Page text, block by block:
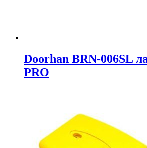
Doorhan BRN-006SL
PRO